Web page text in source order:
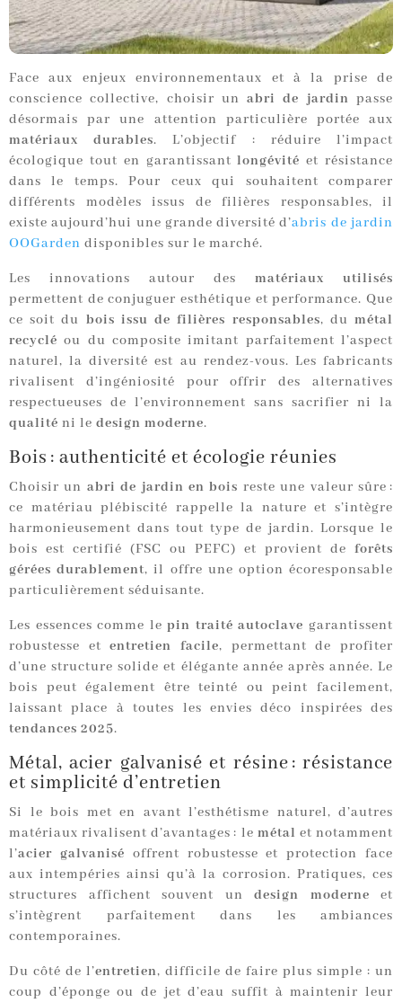
Face aux enjeux environnementaux et à la prise de
conscience collective, choisir unabri de jardin passe
désormais par une attention particulière portée aux
matériaux durables. L’objectif : réduire l’impact
écologique tout en garantissantlongévité et résistance
dans le temps. Pour ceux qui souhaitent comparer
différents modèles issus de filières responsables, il
existe aujourd’hui une grande diversité d’abris de jardin
OOGarden disponibles sur le marché.
Les innovations autour des matériaux utilisés
permettent de conjuguer esthétique et performance. Que
ce soit du bois issu de filières responsables, dumétal
recyclé ou du composite imitant parfaitement l’aspect
naturel, la diversité est au rendez-vous. Les fabricants
rivalisent d’ingéniosité pour offrir des alternatives
respectueuses de l’environnement sans sacrifier ni la
qualité ni le design moderne.
Bois : authenticité et écologie réunies
Choisir un abri de jardin en bois reste une valeur sûre :
ce matériau plébiscité rappelle la nature et s’intègre
harmonieusement dans tout type de jardin. Lorsque le
bois est certifié (FSC ou PEFC) et provient de forêts
gérées durablement, il offre une option écoresponsable
particulièrement séduisante.
Les essences comme lepin traité autoclave garantissent
robustesse etentretien facile, permettant de profiter
d’une structure solide et élégante année après année. Le
bois peut également être teinté ou peint facilement,
laissant place à toutes les envies déco inspirées des
tendances 2025.
Métal, acier galvanisé et résine : résistance
et simplicité d’entretien
Si le bois met en avant l’esthétisme naturel, d’autres
matériaux rivalisent d’avantages : le métal et notamment
l’acier galvanisé offrent robustesse et protection face
aux intempéries ainsi qu’à la corrosion. Pratiques, ces
structures affichent souvent un design moderne et
s’intègrent parfaitement dans les ambiances
contemporaines.
Du côté de l’entretien, difficile de faire plus simple : un
coup d’éponge ou de jet d’eau suffit à maintenir leur